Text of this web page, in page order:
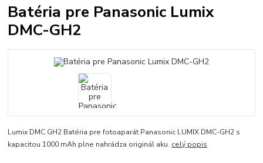
Batéria pre Panasonic Lumix
DMC-GH2
Lumix DMC GH2 Batéria pre fotoaparát Panasonic LUMIX DMC-GH2 s
kapacitou 1000 mAh plne nahrádza originál aku. celý popis